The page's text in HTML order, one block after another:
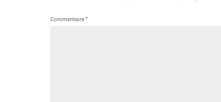
Commentaire*